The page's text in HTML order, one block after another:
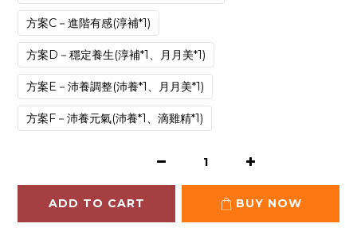
方案C－進階有感(淳補*1)
方案D－穩定養生(淳補*1、月月美*1)
方案E－沛養調整(沛養*1、月月美*1)
方案F－沛養元氣(沛養*1、滴雞精*1)
ADD TO CART BUY NOW